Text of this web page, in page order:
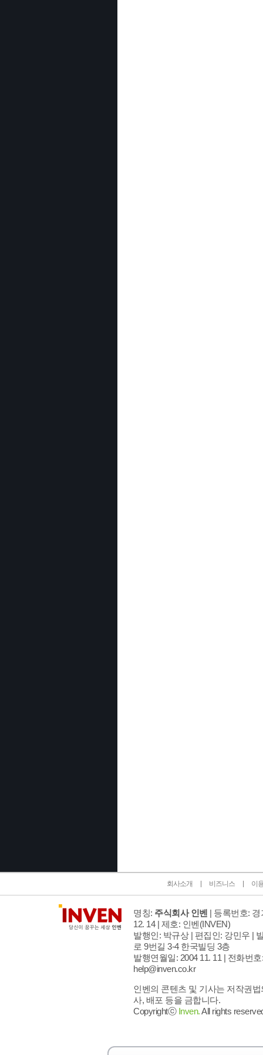
회사소개 비즈니스 이
명칭: 주식회사 인벤 | 등록번호:
12. 14 | 제호: 인벤(INVEN)
발행인: 박규상 | 편집인: 강민우 |
로 9번길 3-4 한국빌딩 3층
발행연월일: 2004 11. 11 | 전화번호
help@inven.co.kr
인벤의 콘텐츠 및 기사는 저작권
사, 배포 등을 금합니다.
Copyrightⓒ Inven.All rights